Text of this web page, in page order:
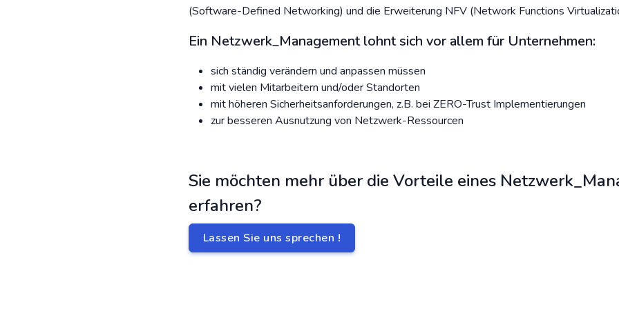
(Software-Defined Networking) und die Erweiterung NFV (Network Functions
Ein Netzwerk_Management lohnt sich vor allem für Unternehmen:
sich ständig verändern und anpassen müssen
mit vielen Mitarbeitern und/oder Standorten
mit höheren Sicherheitsanforderungen, z.B. bei ZERO-Trust Implementierungen
zur besseren Ausnutzung von Netzwerk-Ressourcen
Sie möchten mehr über die Vorteile eines
erfahren?
Lassen Sie uns sprechen !